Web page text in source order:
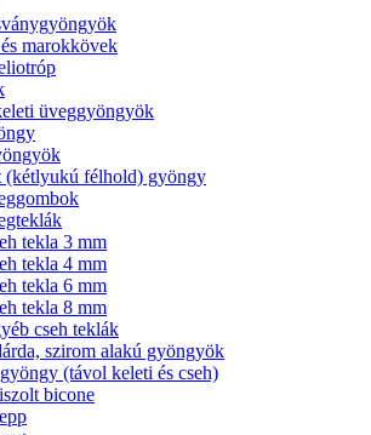
és marokkövek
üveggyöngyök
(kétlyukú félhold) gyöngy
tekla 3 mm
tekla 4 mm
tekla 6 mm
tekla 8 mm
cseh teklák
szirom alakú gyöngyök
(távol keleti és cseh)
bicone